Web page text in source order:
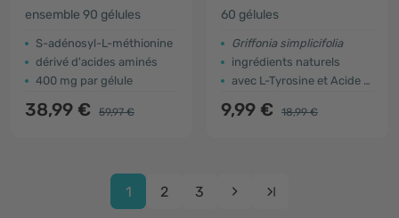
ensemble 90 gélules
S-adénosyl-L-méthionine
dérivé d'acides aminés
400 mg par gélule
38,99 € 59,97 €
60 gélules
Griffonia simplicifolia
ingrédients naturels
avec L-Tyrosine et Acide Glutamique
9,99 € 18,99 €
1 2 3